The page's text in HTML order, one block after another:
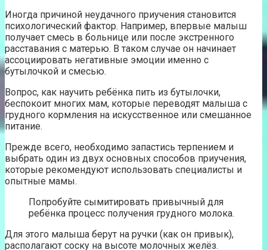
Иногда причиной неудачного приучения становится
психологический фактор. Например, впервые малыш
получает смесь в больнице или после экстренного
расставания с матерью. В таком случае он начинает
ассоциировать негативные эмоции именно с
бутылочкой и смесью.
Вопрос, как научить ребёнка пить из бутылочки,
беспокоит многих мам, которые переводят малыша с
грудного кормления на искусственное или смешанное
питание.
Прежде всего, необходимо запастись терпением и
выбрать один из двух основных способов приучения,
которые рекомендуют использовать специалисты и
опытные мамы.
Попробуйте сымитировать привычный для
ребёнка процесс получения грудного молока.
Для этого малыша берут на ручки (как он привык),
располагают соску на высоте молочных желёз.